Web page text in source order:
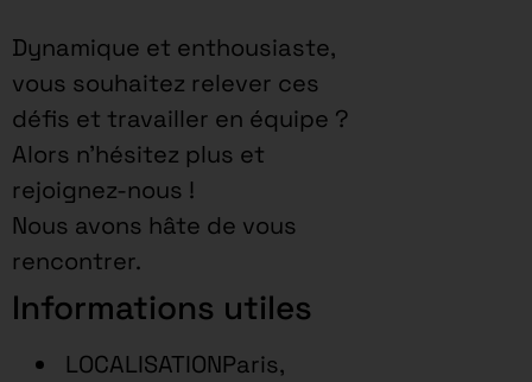
Dynamique et enthousiaste,
vous souhaitez relever ces
défis et travailler en équipe ?
Alors n’hésitez plus et
rejoignez-nous !
Nous avons hâte de vous
rencontrer.
Informations utiles
LOCALISATIONParis,